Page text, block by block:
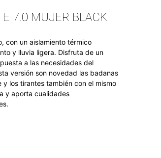
7.0 MUJER BLACK
con un aislamiento térmico
y lluvia ligera. Disfruta de un
a las necesidades del
versión son novedad las badanas
los tirantes también con el mismo
y aporta cualidades